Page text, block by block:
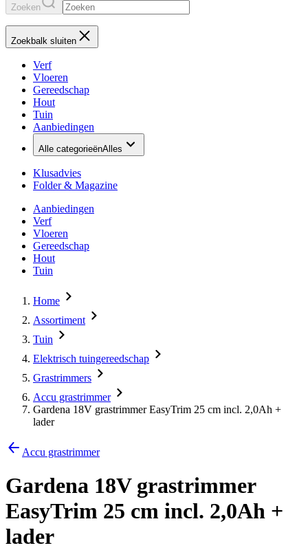
Zoeken
Zoekbalk sluiten
Verf
Vloeren
Gereedschap
Hout
Tuin
Aanbiedingen
Alle categorieënAlles
Klusadvies
Folder & Magazine
Aanbiedingen
Verf
Vloeren
Gereedschap
Hout
Tuin
Home
Assortiment
Tuin
Elektrisch tuingereedschap
Grastrimmers
Accu grastrimmer
Gardena 18V grastrimmer EasyTrim 25 cm incl. 2,0Ah +
lader
Accu grastrimmer
Gardena 18V grastrimmer
EasyTrim 25 cm incl. 2,0Ah +
lader